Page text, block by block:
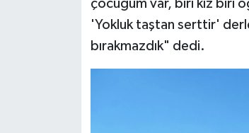
çocuğum var, biri kız biri
'Yokluk taştan serttir'
bırakmazdık" dedi.